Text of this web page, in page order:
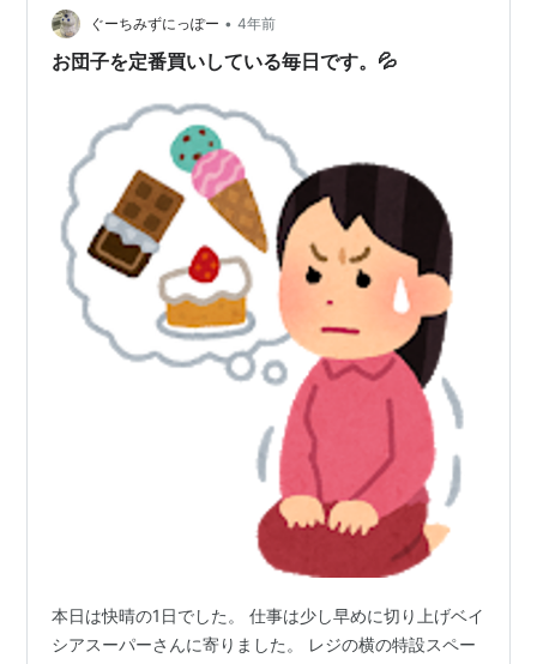
といえば シャイン〜シャイン〜☆*…
ぐーちみずにっぽー • 4年前
お団子を定番買いしている毎日です。💦
本日は快晴の1日でした。 仕事は少し早めに切り上げベイ
シアスーパーさんに寄りました。 レジの横の特設スペー